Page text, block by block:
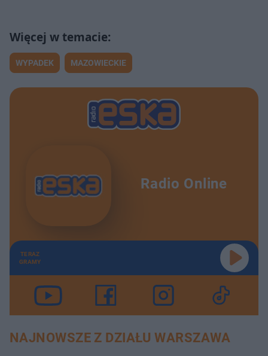
WYPADEK MAZOWIECKIE
Radio Online
TERAZ
GRAMY
NAJNOWSZE Z DZIAŁU WARSZAWA